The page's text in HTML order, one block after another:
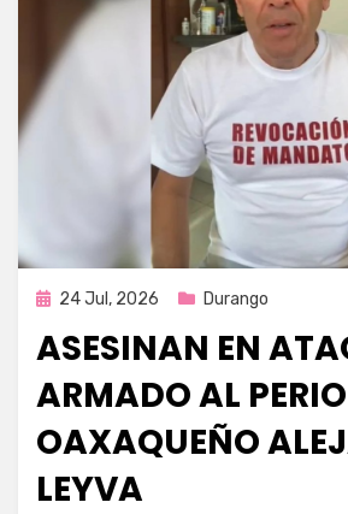
Publicada
24 Jul, 2026 Durango
ASESINAN EN
ARMADO AL
OAXAQUEÑO
LEYVA